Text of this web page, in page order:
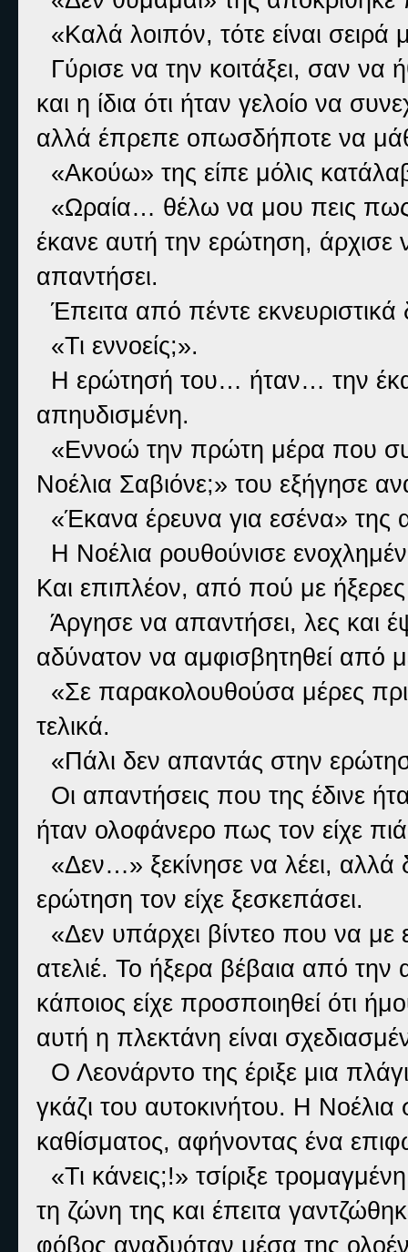
«Καλά λοιπόν, τότε είναι
Γύρισε να την κοιτάξει, σαν
και η ίδια ότι ήταν γελοίο να
αλλά έπρεπε οπωσδήποτε να
«Ακούω» της είπε μόλις
«Ωραία… θέλω να μου πεις
έκανε αυτή την ερώτηση,
απαντήσει.
Έπειτα από πέντε
«Τι εννοείς;».
Η ερώτησή του… ήταν… την
απηυδισμένη.
«Εννοώ την πρώτη μέρα που
Νοέλια Σαβιόνε;» του εξήγησε
«Έκανα έρευνα για εσένα»
Η Νοέλια ρουθούνισε
Και επιπλέον, από πού με
Άργησε να απαντήσει, λες και
αδύνατον να αμφισβητηθεί από
«Σε παρακολουθούσα μέρες
τελικά.
«Πάλι δεν απαντάς στην
Οι απαντήσεις που της έδινε
ήταν ολοφάνερο πως τον είχε
«Δεν…» ξεκίνησε να λέει,
ερώτηση τον είχε ξεσκεπάσει.
«Δεν υπάρχει βίντεο που να με
ατελιέ. Το ήξερα βέβαια από την
κάποιος είχε προσποιηθεί ότι
αυτή η πλεκτάνη είναι
Ο Λεονάρντο της έριξε μια
γκάζι του αυτοκινήτου. Η
καθίσματος, αφήνοντας ένα
«Τι κάνεις;!» τσίριξε
τη ζώνη της και έπειτα
φόβος αναδυόταν μέσα της